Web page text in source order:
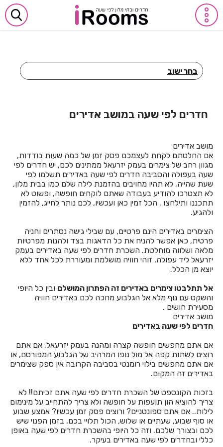
בחר ישוב
חדרים לפי שעה באבן יהודה
חדרים לפי שעה באומן
חדרים לפי שעה באומץ
חדרים לפי שעה באופקים
חדרים לפי שעה באור יהודה
חדרים לפי שעה באחיהוד
חדרים לפי שעה באחיטוב
חדרים לפי שעה באלישמע
חדרים לפי שעה באלקוש
חדרים לפי שעה באניעם
חדרים לפי שעה באריאל
חדרים לפי שעה באשבול
חדרים לפי שעה באשדוד
חדרים לפי שעה באשקלון
חדרים לפי שעה במושב אדירים
מושב אדירים
אם החלטתם לקחת לעצמכם פסק זמן של כמה שעות בודדות,
מגוון רחב של צימרים בעמק יזרעאל ממתינים לכם, יש חדרים לפי
שעה בעפולה והסביבה חדרים לפי שעה באדירים תשלמו לפי
שעת שהייה, לא תהיו מחויבים בהזמנת לילה שלם כמו בבית מלון,
לא תצטרכו להודיע בעבודה שאתם לוקחים חופשה, ופשוט לא
תתכננו ותילחצו . הכל זמין כאן ועכשיו, לכם נותר לחייג, להזמין
ולהגיע.
הצימרים באדירים הינם פרטיים, עם שבילי גישה נסתרים וחניה
פרטית, כאן אפשר להניח את כל הדאגות בצד ולהנות מפרטיות
מלאה ושלווה מוחלטת. השכרת חדרים לפי שעה באדירים בעמק
יזרעאל ליד עפולה, זוהי חוויה מושלמת ומעוררת לכל אחד ללא
יוצא מן הכלל.
אל תתלבטו צימרים באדירים זה הפתרון המושלם ובין כל היופי
והשקט עם נוף מלא אל הגלבוע מחכה לכם באדירים חוויה
מסעירת חושים .
מושב אדירים
חדרים לפי שעה באדירים
אם אתם מחפשים חופשה קצרה ומהנה בעמק יזרעאל, אם אתם
רוצים לשתות קפה אל מול נופו המרהיב של הגלבוע המפורסם, או
אם אתם מחפשים בילוי רומנטי בסביבה הקרובה אין ספק שצימרים
באדירים זה המקום.
בזכות הקונספט של השכרת חדרים לפי שעה אתם זכיתם!! לא
צריך להוציא הון תועפות על חופשה ולא צריך להתחייב על מינימום
לילות.. אם אתם ספונטניים? ורוצים פסק זמן עכשיו? אמצע שבוע
או סוף שבוע, שעתיים או שלוש, הכול תלויי בכם, בזמן הפנוי שיש
לכם ובצורך שלכם. וזה כל היופי בהשכרת חדרים לפי שעה באופן
כללי ובחדרים לפי שעה באדירים בעיקר.